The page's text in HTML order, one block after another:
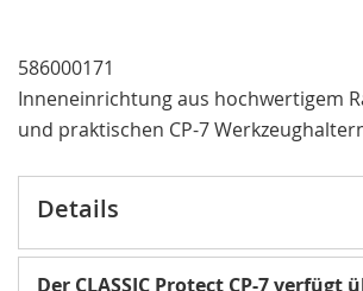
586000171
Inneneinrichtung aus hochwertigem
und praktischen CP-7
Details
Der CLASSIC Protect CP-7 verfügt